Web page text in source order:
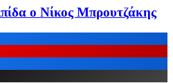
ο Νίκος Μπρουτζάκης